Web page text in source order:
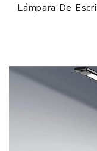
Lámpara De